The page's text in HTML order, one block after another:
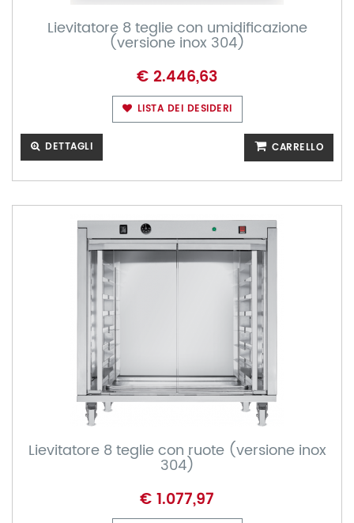
Lievitatore 8 teglie con umidificazione
(versione inox 304)
€ 2.446,63
LISTA DEI DESIDERI
DETTAGLI CARRELLO
Lievitatore 8 teglie con ruote (versione inox
304)
€ 1.077,97